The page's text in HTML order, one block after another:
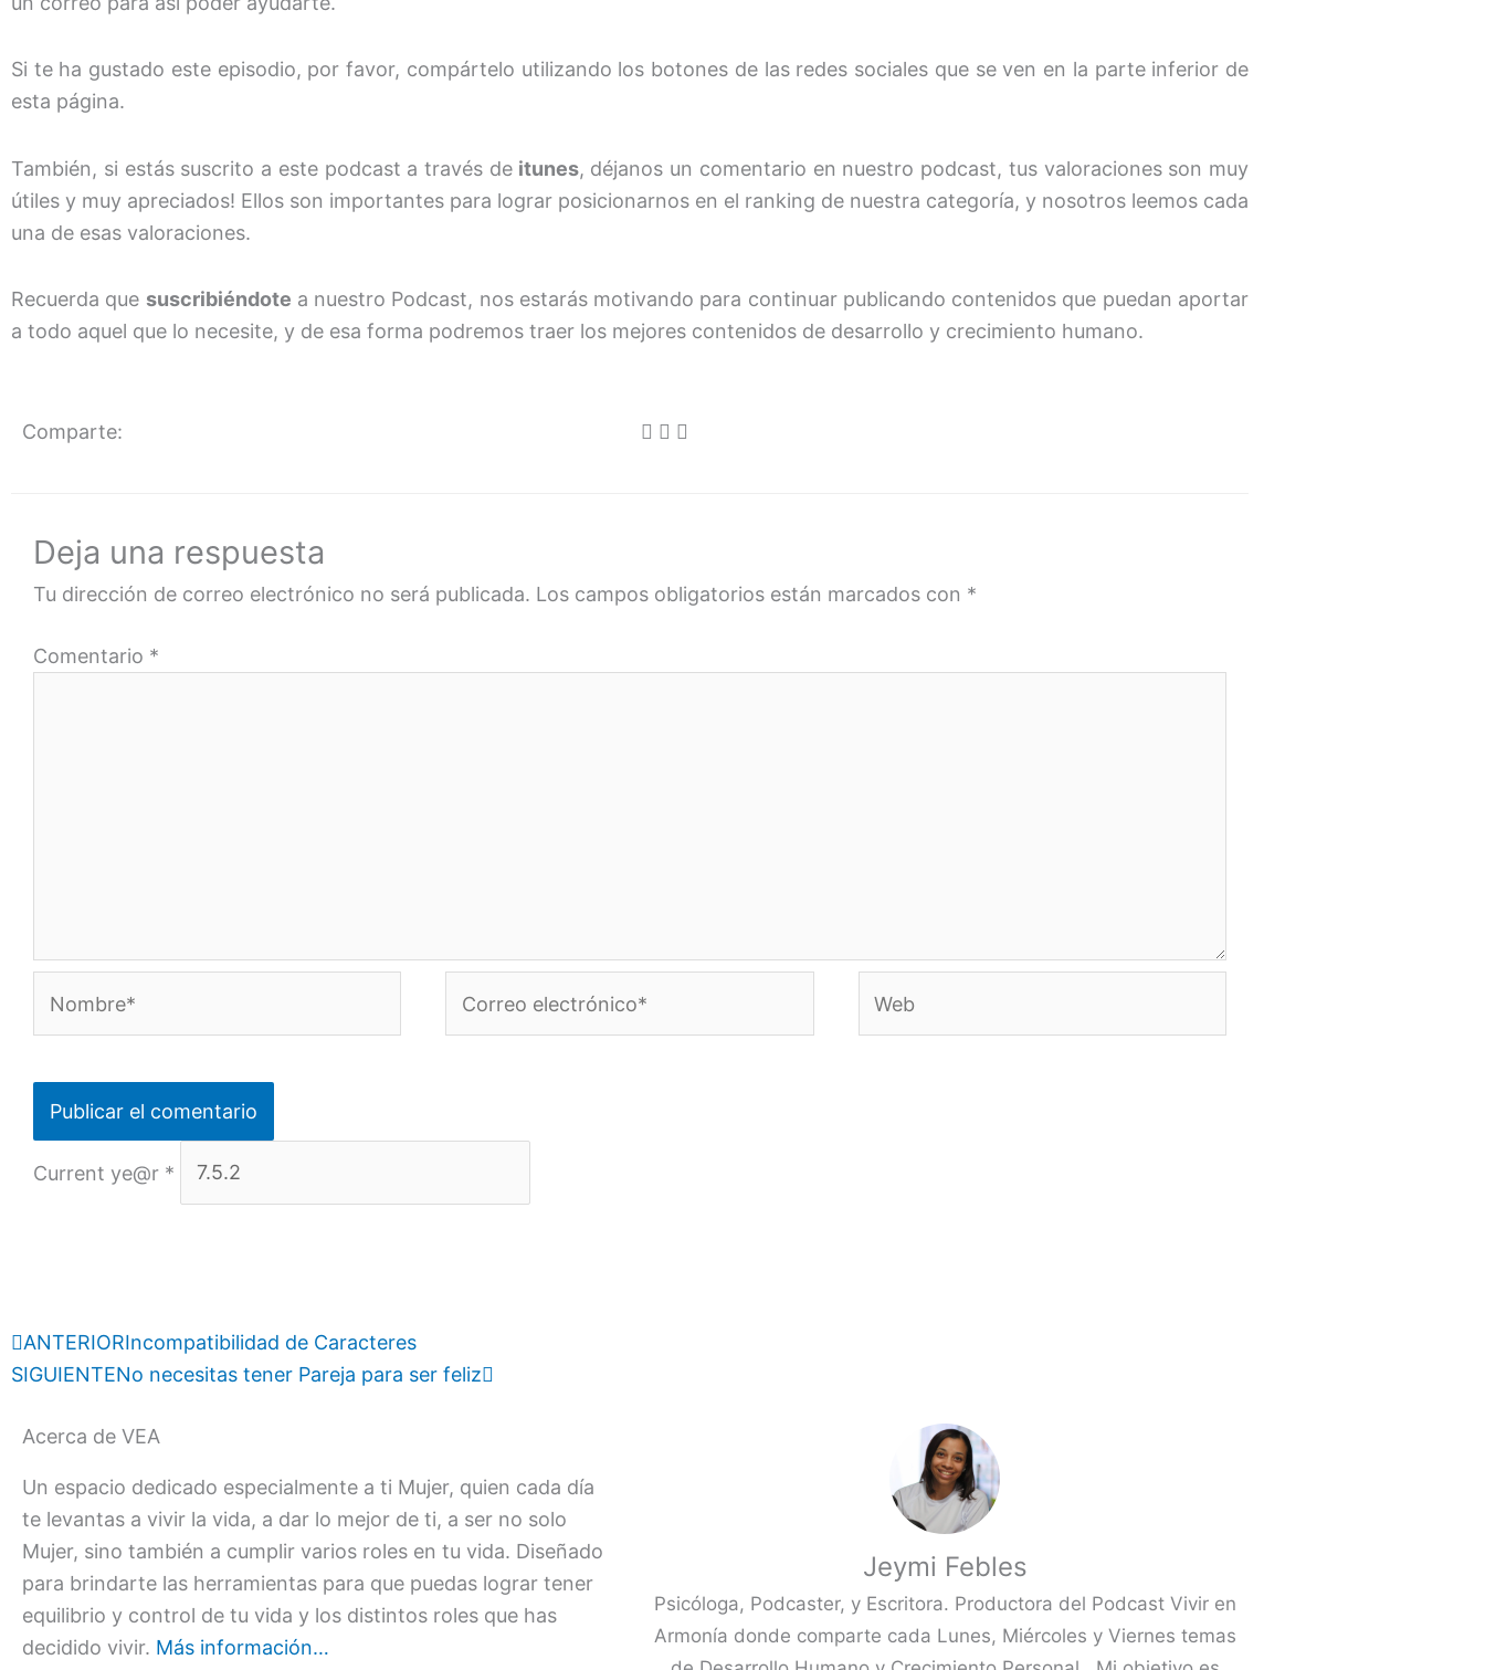
Si te ha gustado este episodio, por favor, compártelo utilizando los botones de las redes sociales que se ven en la parte inferior de
esta página.
También, si estás suscrito a este podcast a través deitunes, déjanos un comentario en nuestro podcast, tus valoraciones son muy
útiles y muy apreciados! Ellos son importantes para lograr posicionarnos en el ranking de nuestra categoría, y nosotros leemos cada
una de esas valoraciones.
Recuerda que suscribiéndote a nuestro Podcast, nos estarás motivando para continuar publicando contenidos que puedan aportar
a todo aquel que lo necesite, y de esa forma podremos traer los mejores contenidos de desarrollo y crecimiento humano.
Comparte:
Deja una respuesta
Tu dirección de correo electrónico no será publicada. Los campos obligatorios están marcados con *
Comentario *
electrónico*
Current ye@r *
Prev
ANTERIORIncompatibilidad de Caracteres
SIGUIENTENo necesitas tener Pareja para ser feliz
Acerca de VEA
Un espacio dedicado especialmente a ti Mujer, quien cada día
te levantas a vivir la vida, a dar lo mejor de ti, a ser no solo
Mujer, sino también a cumplir varios roles en tu vida. Diseñado
para brindarte las herramientas para que puedas lograr tener
equilibrio y control de tu vida y los distintos roles que has
decidido vivir. Más información…
Jeymi Febles
Psicóloga, Podcaster, y Escritora. Productora del Podcast Vivir en
Armonía donde comparte cada Lunes, Miércoles y Viernes temas